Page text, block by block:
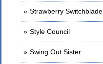
Strawberry Switchblade
Style Council
Swing Out Sister